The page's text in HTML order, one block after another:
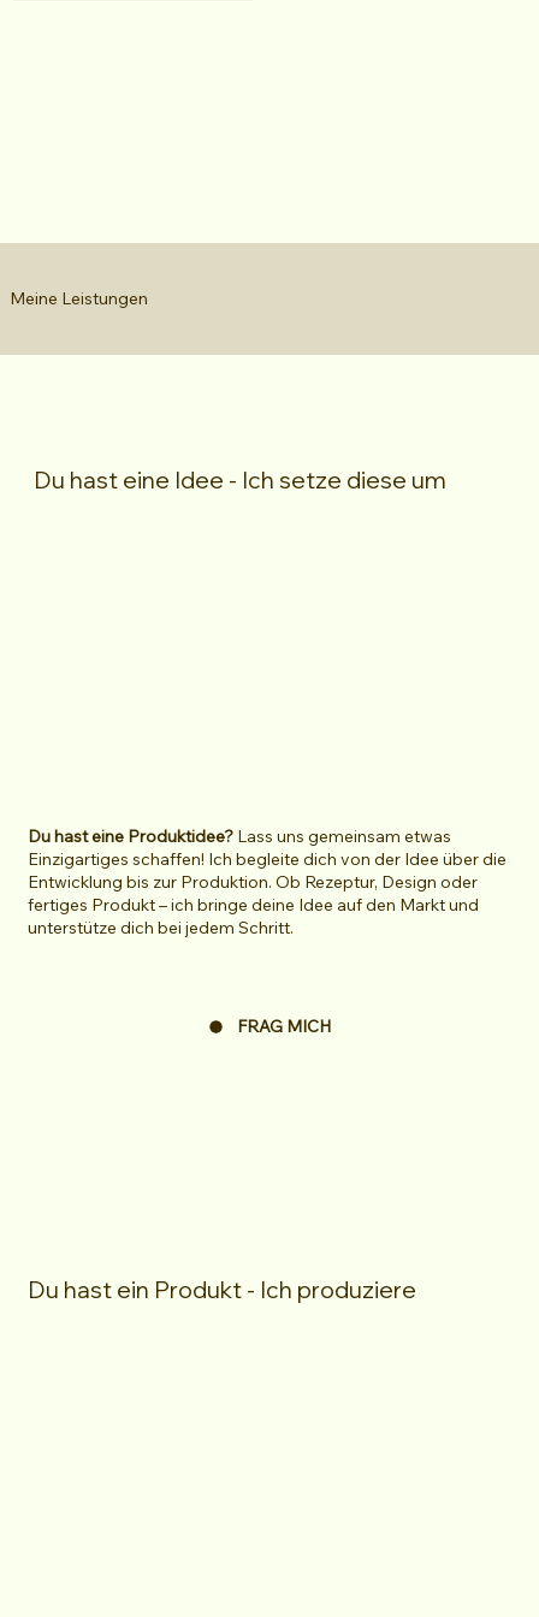
Meine Leistungen
Du hast eine Idee - Ich setze diese um
Du hast eine Produktidee?Lass uns gemeinsam etwas
Einzigartiges schaffen! Ich begleite dich von der Idee über die
Entwicklung bis zur Produktion. Ob Rezeptur, Design oder
fertiges Produkt – ich bringe deine Idee auf den Markt und
unterstütze dich bei jedem Schritt.
FRAG MICH
Du hast ein Produkt - Ich produziere